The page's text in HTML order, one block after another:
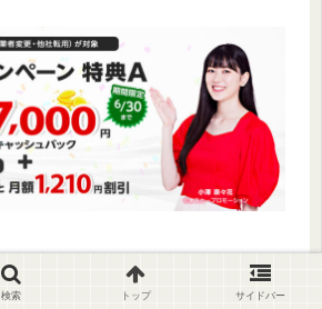
検索 トップ サイドバー